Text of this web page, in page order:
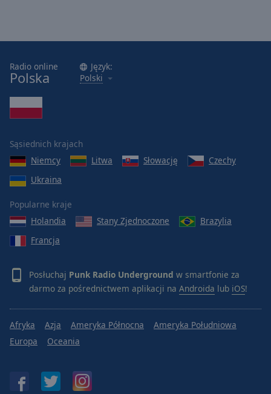
Radio online
Polska
Język:
Polski
Sąsiednich krajach
Niemcy
Litwa Słowację
Czechy
Ukraina
Popularne kraje
Holandia
Stany Zjednoczone
Brazylia
Francja
Posłuchaj Punk Radio Underground w smartfonie za
darmo za pośrednictwem aplikacji na Androida lub iOS!
Afryka Azja Ameryka Północna
Ameryka Południowa
Europa
Oceania